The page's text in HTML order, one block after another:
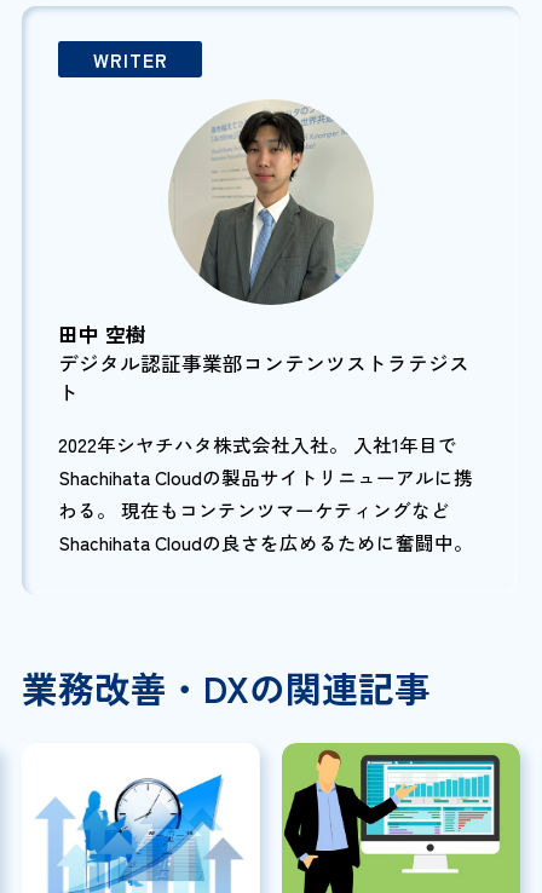
WRITER
田中 空樹
デジタル認証事業部コンテンツストラテジス
ト
2022年シヤチハタ株式会社入社。 入社1年目で
Shachihata Cloudの製品サイトリニューアルに携
わる。 現在もコンテンツマーケティングなど
Shachihata Cloudの良さを広めるために奮闘中。
業務改善・DXの関連記事